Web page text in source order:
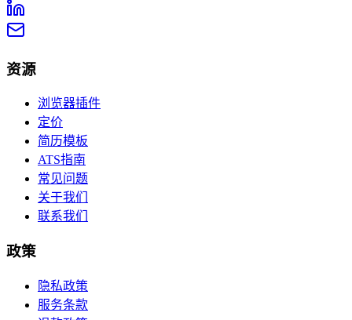
资源
浏览器插件
定价
简历模板
ATS指南
常见问题
关于我们
联系我们
政策
隐私政策
服务条款